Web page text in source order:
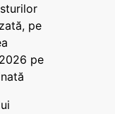
pe
pe